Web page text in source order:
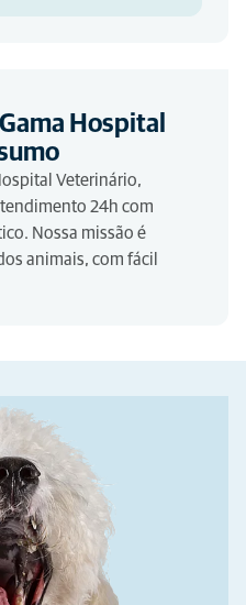
Hospital
Veterinário,
24h com
Nossa missão é
animais, com fácil